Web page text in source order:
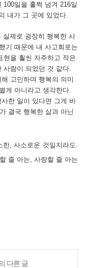
100일을 훌쩍 넘겨 216일
내가 그 곳에 있었다.
실제로 굉장히 행복한 사
기 때문에 내 사고회로는
현을 훨씬 자주하고 작은
사람이 되었던 것 같다.
고민하며 행복의 의미
게 아니라고 생각한다.
한 일이 있다면 그게 바
결국 행복한 삶과 아닌
한,사소로운 것일지라도.
줄 아는, 사랑할 줄 아는
다른 글